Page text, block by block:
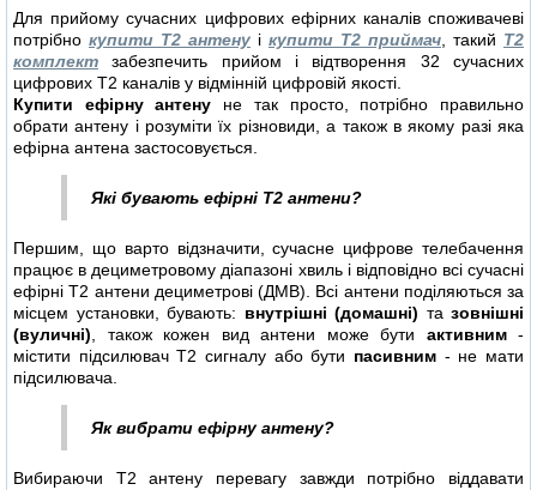
Для прийому сучасних цифрових ефірних каналів споживачеві
потрібно купити Т2 антену і купити Т2 приймач , такий Т2
комплект забезпечить прийом і відтворення 32 сучасних
цифрових Т2 каналів у відмінній цифровій якості.
Купити ефірну антену не так просто, потрібно правильно
обрати антену і розуміти їх різновиди, а також в якому разі яка
ефірна антена застосовується.
Які бувають ефірні Т2 антени?
Першим, що варто відзначити, сучасне цифрове телебачення
працює в дециметровому діапазоні хвиль і відповідно всі сучасні
ефірні Т2 антени дециметрові (ДМВ). Всі антени поділяються за
місцем установки, бувають: внутрішні (домашні) та зовнішні
(вуличні) , також кожен вид антени може бути активним-
містити підсилювач Т2 сигналу або бути пасивним - не мати
підсилювача.
Як вибрати ефірну антену?
Вибираючи Т2 антену перевагу завжди потрібно віддавати